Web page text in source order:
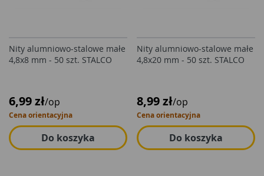
Nity alumniowo-stalowe małe
4,8x8 mm - 50 szt. STALCO
6,99 zł/op
Cena orientacyjna
Do koszyka
Nity alumniowo-stalowe małe
4,8x20 mm - 50 szt. STALCO
8,99 zł/op
Cena orientacyjna
Do koszyka